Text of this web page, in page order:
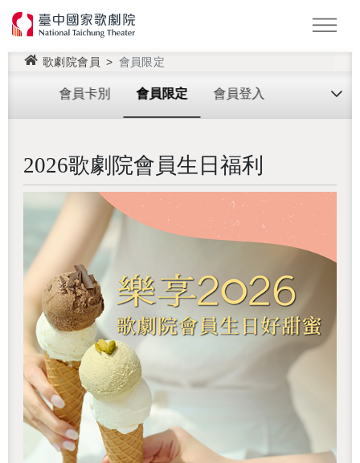
歌劇院會員 會員限定
會員卡別 會員限定 會員登入
2026歌劇院會員生日福利
怪美妖仙傳
2026 NTT遇見巨人